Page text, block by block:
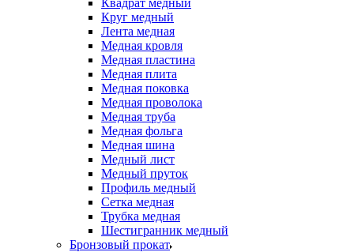
Квадрат медный
Круг медный
Лента медная
Медная кровля
Медная пластина
Медная плита
Медная поковка
Медная проволока
Медная труба
Медная фольга
Медная шина
Медный лист
Медный пруток
Профиль медный
Сетка медная
Трубка медная
Шестигранник медный
Бронзовый прокат